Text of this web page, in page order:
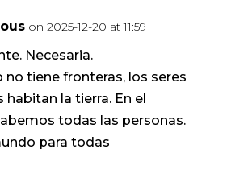
on 2025-12-20 at 11:59
Necesaria.
no tiene fronteras, los seres
habitan la tierra. En el
todas las personas.
para todas